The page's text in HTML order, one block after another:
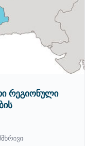
რეგიონული